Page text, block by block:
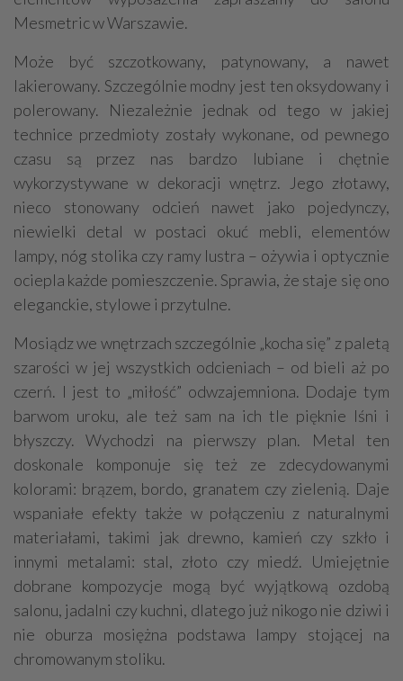
Mesmetric w Warszawie.
Może być szczotkowany, patynowany, a nawet
lakierowany. Szczególnie modny jest ten oksydowany i
polerowany. Niezależnie jednak od tego w jakiej
technice przedmioty zostały wykonane, od pewnego
czasu są przez nas bardzo lubiane i chętnie
wykorzystywane w dekoracji wnętrz. Jego złotawy,
nieco stonowany odcień nawet jako pojedynczy,
niewielki detal w postaci okuć mebli, elementów
lampy, nóg stolika czy ramy lustra – ożywia i optycznie
ociepla każde pomieszczenie. Sprawia, że staje się ono
eleganckie, stylowe i przytulne.
Mosiądz we wnętrzach szczególnie „kocha się” z paletą
szarości w jej wszystkich odcieniach – od bieli aż po
czerń. I jest to „miłość” odwzajemniona. Dodaje tym
barwom uroku, ale też sam na ich tle pięknie lśni i
błyszczy. Wychodzi na pierwszy plan. Metal ten
doskonale komponuje się też ze zdecydowanymi
kolorami: brązem, bordo, granatem czy zielenią. Daje
wspaniałe efekty także w połączeniu z naturalnymi
materiałami, takimi jak drewno, kamień czy szkło i
innymi metalami: stal, złoto czy miedź. Umiejętnie
dobrane kompozycje mogą być wyjątkową ozdobą
salonu, jadalni czy kuchni, dlatego już nikogo nie dziwi i
nie oburza mosiężna podstawa lampy stojącej na
chromowanym stoliku.